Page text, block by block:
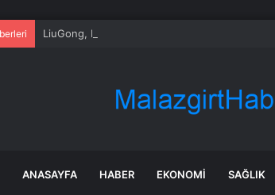
LiuGong, Endonezya’da yeşil sanayi parkı
ANASAYFA HABER EKONOMI SAĞLIK